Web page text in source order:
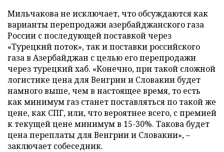
Мильчакова не исключает, что обсуждаются как
варианты перепродажи азербайджанского газа
России с последующей поставкой через
«Турецкий поток», так и поставки российского
газа в Азербайджан с целью его перепродажи
через турецкий хаб. «Конечно, при такой сложной
логистике цена для Венгрии и Словакии будет
намного выше, чем в настоящее время, то есть
как минимум газ станет поставляться по такой же
цене, как СПГ, или, что вероятнее всего, с премией
к текущей цене минимум в 15-30%. Такова будет
цена переплаты для Венгрии и Словакии», –
заключает собеседник.